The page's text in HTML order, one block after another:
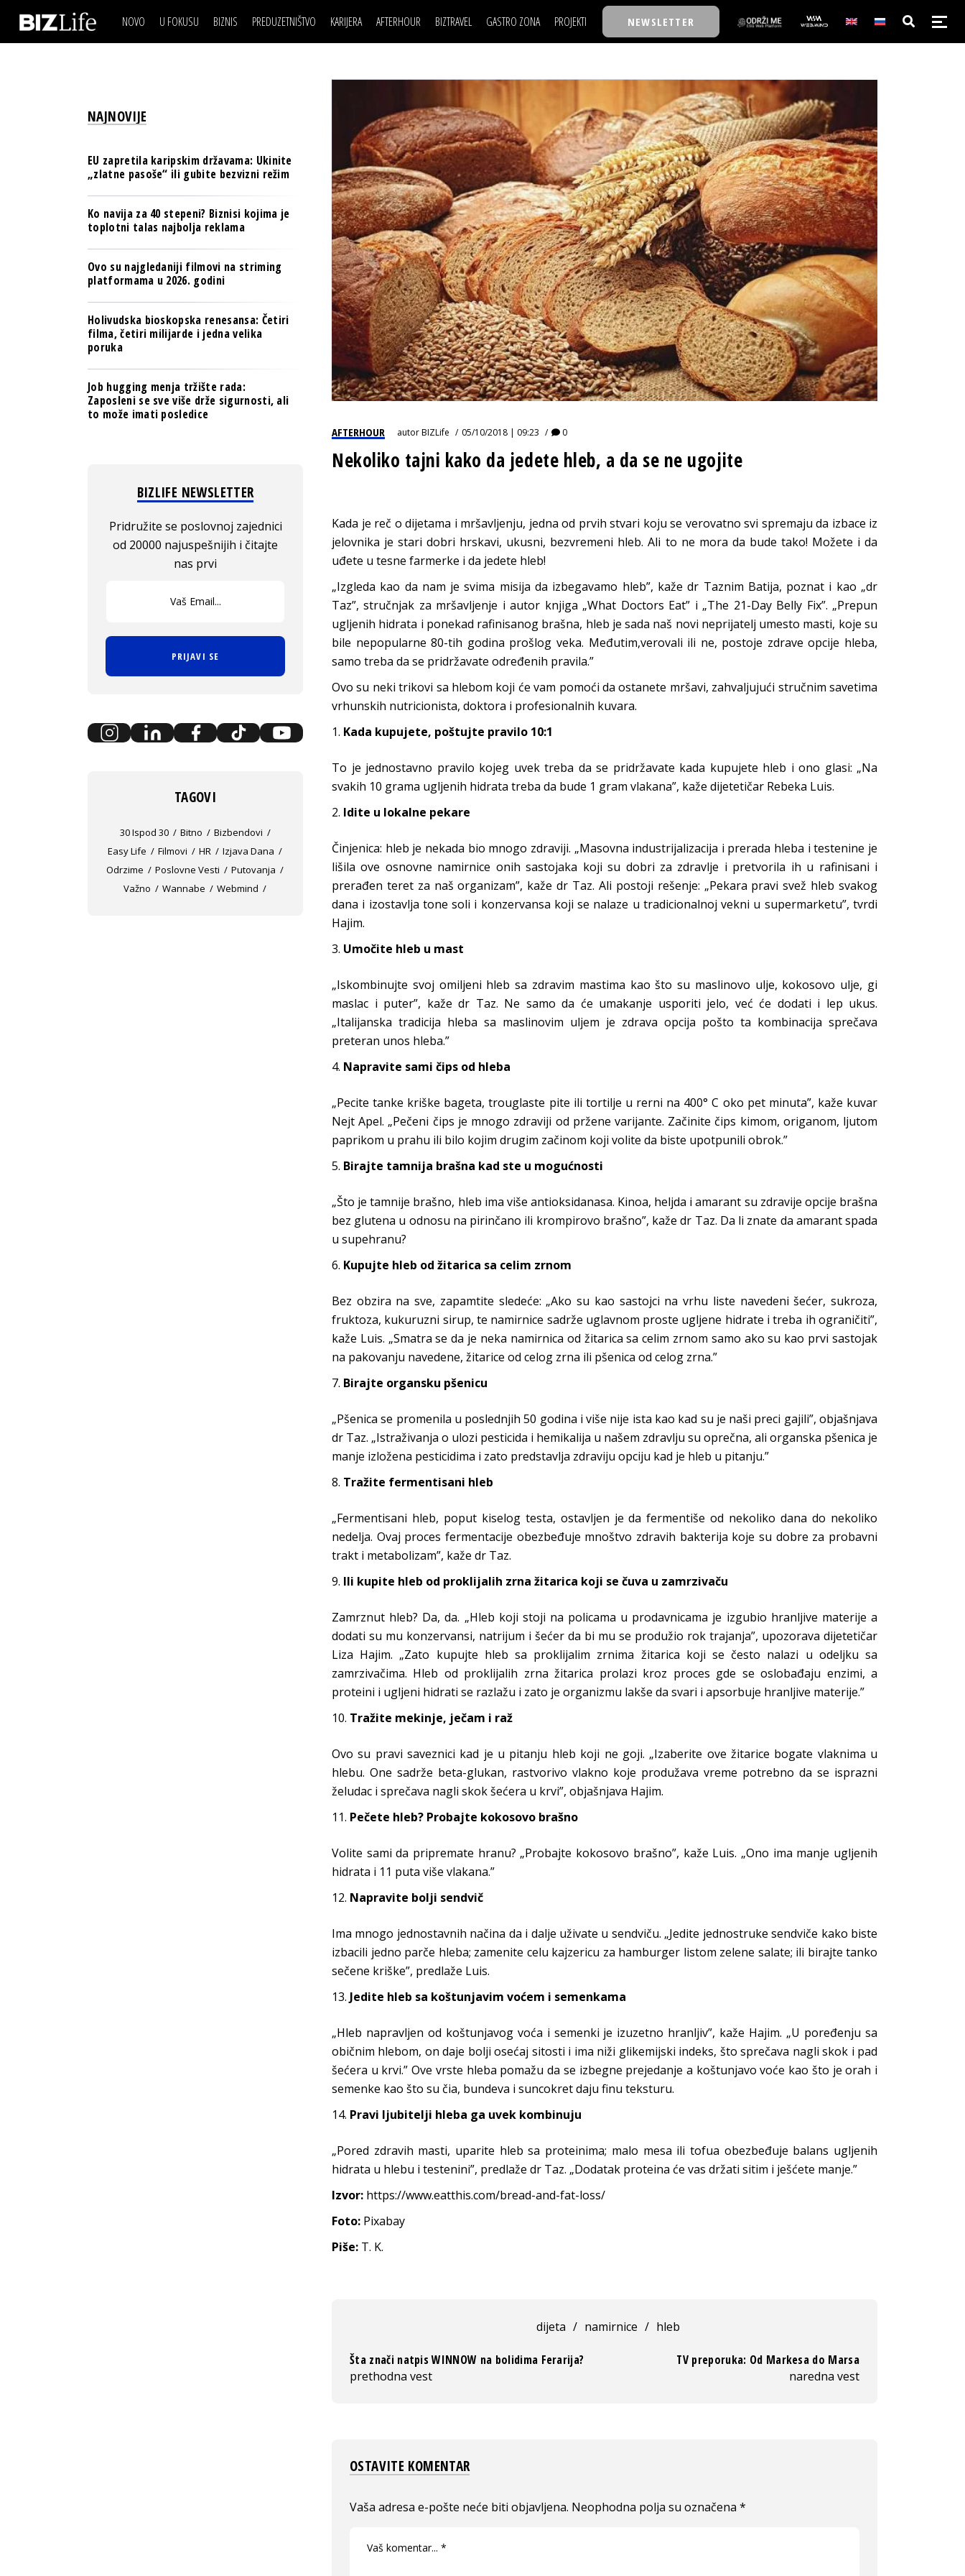
NOVO U FOKUSU BIZNIS
BANKE
OSIGURANJE
TECH I AI
BIZNIS & SPORT
PULS REGIONA
NOVO NA RAFU
PREDUZETNIŠTVO KARIJERA
MOJ UGAO
USAVRŠAVANJE
KNOW-HOW
AFTERHOUR
AUTO SVET
STIL
WELLBEING
BIZTRAVEL GASTRO ZONA PROJEKTI
30 ISPOD 30
BACK TO OFFICE/SCHOOL
BIZBENDOVI
BIZKOLEGIJUM
BMW BIZNIS LIGA
BIZLIFE WEEK
IZJAVA GODINE
NEWSLETTER
IZJAVA DANABIZNIS SCENA
BREND I KOMUNIKACIJE
OSIGURANJE
TECH I AI
PULS REGIONA
POSAO
MOJ UGAO
KNOW-HOW
FILM I SCENA
AUTO SVET
WELLBEING
NAJKOLEGA
30 ISPOD 30
BACK TO OFFICE/SCHOOL
BIZBENDOVI
BIZKOLEGIJUM
BMW BIZNIS LIGA
BIZLIFE WEEK
IZJAVA GODINE
AFTERHOUR autorBIZLife 05/10/2018 | 09:23 0
Nekoliko tajni kako da jedete hleb, a da se ne ugojite
Kada je reč o dijetama i mršavljenju, jedna od prvih stvari koju se verovatno svi spremaju da izbace iz
jelovnika je stari dobri hrskavi, ukusni, bezvremeni hleb. Ali to ne mora da bude tako! Možete i da
uđete u tesne farmerke i da jedete hleb!
„Izgleda kao da nam je svima misija da izbegavamo hleb”, kaže dr Taznim Batija, poznat i kao „dr
Taz”, stručnjak za mršavljenje i autor knjiga „What Doctors Eat” i „The 21-Day Belly Fix”. „Prepun
ugljenih hidrata i ponekad rafinisanog brašna, hleb je sada naš novi neprijatelj umesto masti, koje su
bile nepopularne 80-tih godina prošlog veka. Međutim,verovali ili ne, postoje zdrave opcije hleba,
samo treba da se pridržavate određenih pravila.”
Ovo su neki trikovi sa hlebom koji će vam pomoći da ostanete mršavi, zahvaljujući stručnim savetima
vrhunskih nutricionista, doktora i profesionalnih kuvara.
Kada kupujete, poštujte pravilo 10:1
To je jednostavno pravilo kojeg uvek treba da se pridržavate kada kupujete hleb i ono glasi: „Na
svakih 10 grama ugljenih hidrata treba da bude 1 gram vlakana”, kaže dijetetičar Rebeka Luis.
Idite u lokalne pekare
Činjenica: hleb je nekada bio mnogo zdraviji. „Masovna industrijalizacija i prerada hleba i testenine je
lišila ove osnovne namirnice onih sastojaka koji su dobri za zdravlje i pretvorila ih u rafinisani i
prerađen teret za naš organizam”, kaže dr Taz. Ali postoji rešenje: „Pekara pravi svež hleb svakog
dana i izostavlja tone soli i konzervansa koji se nalaze u tradicionalnoj vekni u supermarketu”, tvrdi
Hajim.
Umočite hleb u mast
„Iskombinujte svoj omiljeni hleb sa zdravim mastima kao što su maslinovo ulje, kokosovo ulje, gi
maslac i puter”, kaže dr Taz. Ne samo da će umakanje usporiti jelo, već će dodati i lep ukus.
„Italijanska tradicija hleba sa maslinovim uljem je zdrava opcija pošto ta kombinacija sprečava
preteran unos hleba.”
Napravite sami čips od hleba
„Pecite tanke kriške bageta, trouglaste pite ili tortilje u rerni na 400° C oko pet minuta”, kaže kuvar
Nejt Apel. „Pečeni čips je mnogo zdraviji od pržene varijante. Začinite čips kimom, origanom, ljutom
paprikom u prahu ili bilo kojim drugim začinom koji volite da biste upotpunili obrok.”
Birajte tamnija brašna kad ste u mogućnosti
„Što je tamnije brašno, hleb ima više antioksidanasa. Kinoa, heljda i amarant su zdravije opcije brašna
bez glutena u odnosu na pirinčano ili krompirovo brašno”, kaže dr Taz. Da li znate da amarant spada
u supehranu?
Kupujte hleb od žitarica sa celim zrnom
Bez obzira na sve, zapamtite sledeće: „Ako su kao sastojci na vrhu liste navedeni šećer, sukroza,
fruktoza, kukuruzni sirup, te namirnice sadrže uglavnom proste ugljene hidrate i treba ih ograničiti”,
kaže Luis. „Smatra se da je neka namirnica od žitarica sa celim zrnom samo ako su kao prvi sastojak
na pakovanju navedene, žitarice od celog zrna ili pšenica od celog zrna.”
Birajte organsku pšenicu
„Pšenica se promenila u poslednjih 50 godina i više nije ista kao kad su je naši preci gajili”, objašnjava
dr Taz. „Istraživanja o ulozi pesticida i hemikalija u našem zdravlju su oprečna, ali organska pšenica je
manje izložena pesticidima i zato predstavlja zdraviju opciju kad je hleb u pitanju.”
Tražite fermentisani hleb
„Fermentisani hleb, poput kiselog testa, ostavljen je da fermentiše od nekoliko dana do nekoliko
nedelja. Ovaj proces fermentacije obezbeđuje mnoštvo zdravih bakterija koje su dobre za probavni
trakt i metabolizam”, kaže dr Taz.
Ili kupite hleb od proklijalih zrna žitarica koji se čuva u zamrzivaču
Zamrznut hleb? Da, da. „Hleb koji stoji na policama u prodavnicama je izgubio hranljive materije a
dodati su mu konzervansi, natrijum i šećer da bi mu se produžio rok trajanja”, upozorava dijetetičar
Liza Hajim. „Zato kupujte hleb sa proklijalim zrnima žitarica koji se često nalazi u odeljku sa
zamrzivačima. Hleb od proklijalih zrna žitarica prolazi kroz proces gde se oslobađaju enzimi, a
proteini i ugljeni hidrati se razlažu i zato je organizmu lakše da svari i apsorbuje hranljive materije.”
Tražite mekinje, ječam i raž
Ovo su pravi saveznici kad je u pitanju hleb koji ne goji. „Izaberite ove žitarice bogate vlaknima u
hlebu. One sadrže beta-glukan, rastvorivo vlakno koje produžava vreme potrebno da se isprazni
želudac i sprečava nagli skok šećera u krvi”, objašnjava Hajim.
Pečete hleb? Probajte kokosovo brašno
Volite sami da pripremate hranu? „Probajte kokosovo brašno”, kaže Luis. „Ono ima manje ugljenih
hidrata i 11 puta više vlakana.”
Napravite bolji sendvič
Ima mnogo jednostavnih načina da i dalje uživate u sendviču. „Jedite jednostruke sendviče kako biste
izbacili jedno parče hleba; zamenite celu kajzericu za hamburger listom zelene salate; ili birajte tanko
sečene kriške”, predlaže Luis.
Jedite hleb sa koštunjavim voćem i semenkama
„Hleb napravljen od koštunjavog voća i semenki je izuzetno hranljiv”, kaže Hajim. „U poređenju sa
običnim hlebom, on daje bolji osećaj sitosti i ima niži glikemijski indeks, što sprečava nagli skok i pad
šećera u krvi.” Ove vrste hleba pomažu da se izbegne prejedanje a koštunjavo voće kao što je orah i
semenke kao što su čia, bundeva i suncokret daju finu teksturu.
Pravi ljubitelji hleba ga uvek kombinuju
„Pored zdravih masti, uparite hleb sa proteinima; malo mesa ili tofua obezbeđuje balans ugljenih
hidrata u hlebu i testenini”, predlaže dr Taz. „Dodatak proteina će vas držati sitim i ješćete manje.”
Izvor: https://www.eatthis.com/bread-and-fat-loss/
Foto: Pixabay
Piše: T. K.
dijeta / namirnice / hleb
Šta znači natpis WINNOW na bolidima Ferarija?
prethodna vest
TV preporuka: Od Markesa do Marsa
naredna vest
OSTAVITE KOMENTAR
Vaša adresa e-pošte neće biti objavljena. Neophodna polja su označena *
NAJNOVIJE
EU zapretila karipskim državama: Ukinite
„zlatne pasoše“ ili gubite bezvizni režim
Ko navija za 40 stepeni? Biznisi kojima je
toplotni talas najbolja reklama
Ovo su najgledaniji filmovi na striming
platformama u 2026. godini
Holivudska bioskopska renesansa: Četiri
filma, četiri milijarde i jedna velika
poruka
Job hugging menja tržište rada:
Zaposleni se sve više drže sigurnosti, ali
to može imati posledice
BIZLIFE NEWSLETTER
Pridružite se poslovnoj zajednici
od 20000 najuspešnijih i čitajte
nas prvi
PRIJAVI SE
TAGOVI
30 Ispod 30 Bitno
Bizbendovi
Easy Life
Filmovi HR
Izjava Dana
Odrzime
Poslovne Vesti
Putovanja
Važno
Wannabe Webmind